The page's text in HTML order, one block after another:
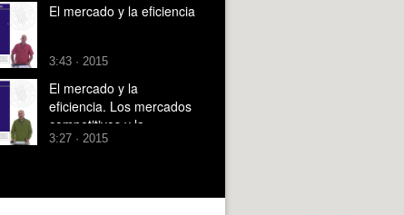
El mercado y la eficiencia
3:43 · 2015
El mercado y la
eficiencia. Los mercados
competitivos y la
eficiencia.
3:27 · 2015